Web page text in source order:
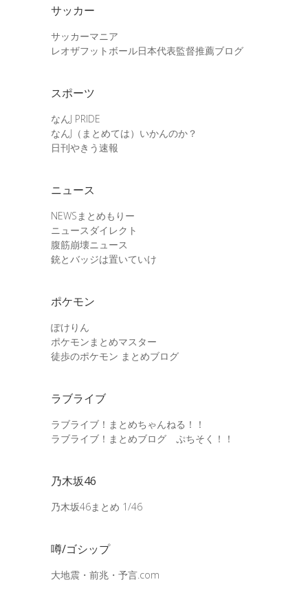
サッカー
サッカーマニア
レオザフットボール日本代表監督推薦ブログ
スポーツ
なんJ PRIDE
なんJ（まとめては）いかんのか？
日刊やきう速報
ニュース
NEWSまとめもりー
ニュースダイレクト
腹筋崩壊ニュース
銃とバッジは置いていけ
ポケモン
ぽけりん
ポケモンまとめマスター
徒歩のポケモン まとめブログ
ラブライブ
ラブライブ！まとめちゃんねる！！
ラブライブ！まとめブログ ぷちそく！！
乃木坂46
乃木坂46まとめ 1/46
噂/ゴシップ
大地震・前兆・予言.com